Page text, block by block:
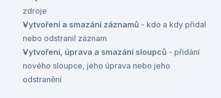
zdroje
Vytvoření a smazání záznamů - kdo a kdy přidal
nebo odstranil záznam
Vytvoření, úprava a smazání sloupců - přidání
nového sloupce, jeho úprava nebo jeho
odstranění